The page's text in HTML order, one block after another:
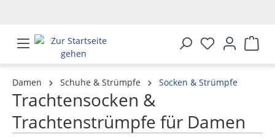
Damen Schuhe & Strümpfe Socken & Strümpfe
Trachtensocken &
Trachtenstrümpfe für Damen